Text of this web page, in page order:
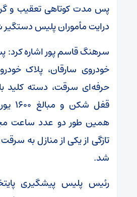
پس مدت کوتاهی تعقیب و
درایت مأموران پلیس
سرهنگ قاسم پور اشاره کرد:
خودروی سارقان، پلاک
همین طور دو عدد ساعت
تازگی از یکی از منازل به
شد.
رئیس پلیس پیشگیری